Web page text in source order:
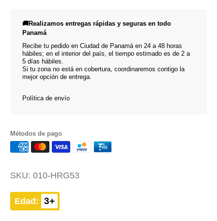
🚚Realizamos entregas rápidas y seguras en todo
Panamá
Recibe tu pedido en Ciudad de Panamá en 24 a 48 horas
hábiles; en el interior del país, el tiempo estimado es de 2 a
5 días hábiles.
Si tu zona no está en cobertura, coordinaremos contigo la
mejor opción de entrega.
Política de envío
Métodos de pago
SKU: 010-HRG53
Edad: 3+